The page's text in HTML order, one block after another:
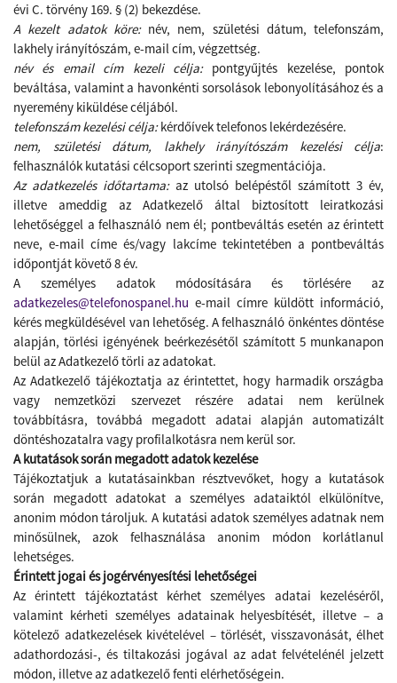
évi C. törvény 169. § (2) bekezdése.
A kezelt adatok köre:név, nem, születési dátum, telefonszám,
lakhely irányítószám, e-mail cím, végzettség.
név és email cím kezeli célja: pontgyűjtés kezelése, pontok
beváltása, valamint a havonkénti sorsolások lebonyolításához és a
nyeremény kiküldése céljából.
telefonszám kezelési célja:kérdőívek telefonos lekérdezésére.
nem, születési dátum, lakhely irányítószám kezelési célja:
felhasználók kutatási célcsoport szerinti szegmentációja.
Az adatkezelés időtartama:az utolsó belépéstől számított 3 év,
illetve ameddig az Adatkezelő által biztosított leiratkozási
lehetőséggel a felhasználó nem él; pontbeváltás esetén az érintett
neve, e-mail címe és/vagy lakcíme tekintetében a pontbeváltás
időpontját követő 8 év.
A személyes adatok módosítására és törlésére az
adatkezeles@telefonospanel.hu e-mail címre küldött információ,
kérés megküldésével van lehetőség. Afelhasználó önkéntes döntése
alapján, törlési igényének beérkezésétől számított 5 munkanapon
belül az Adatkezelő törli az adatokat.
Az Adatkezelő tájékoztatja az érintettet, hogy harmadik országba
vagy nemzetközi szervezet részére adatai nem kerülnek
továbbításra, továbbá megadott adatai alapján automatizált
döntéshozatalra vagy profilalkotásra nem kerül sor.
A kutatások során megadott adatok kezelése
Tájékoztatjuk a kutatásainkban résztvevőket, hogy a kutatások
során megadott adatokat a személyes adataiktól elkülönítve,
anonim módon tároljuk. A kutatási adatok személyes adatnak nem
minősülnek, azok felhasználása anonim módon korlátlanul
lehetséges.
Érintett jogai és jogérvényesítési lehetőségei
Az érintett tájékoztatást kérhet személyes adatai kezeléséről,
valamint kérheti személyes adatainak helyesbítését, illetve – a
kötelező adatkezelések kivételével – törlését, visszavonását, élhet
adathordozási-, és tiltakozási jogával az adat felvételénél jelzett
módon, illetve az adatkezelő fenti elérhetőségein.